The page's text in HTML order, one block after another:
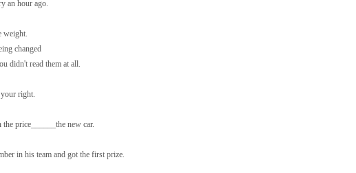
an hour ago.
weight.
changed
didn't read them at all.
right.
price______the new car.
in his team and got the first prize.